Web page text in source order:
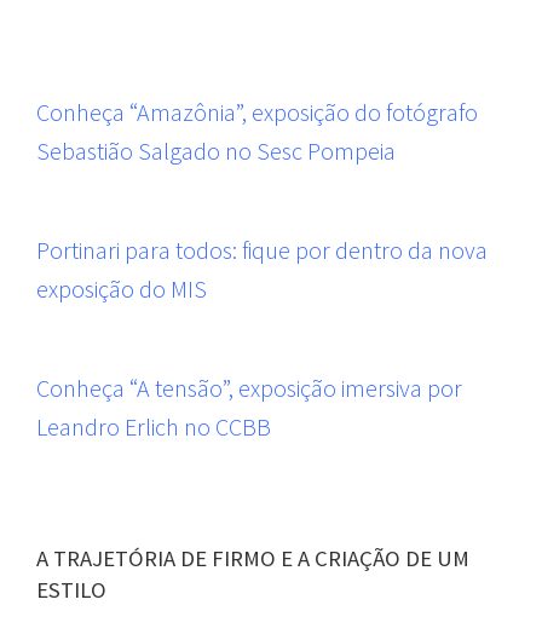
Conheça “Amazônia”, exposição do fotógrafo
Sebastião Salgado no Sesc Pompeia
Portinari para todos: fique por dentro da nova
exposição do MIS
Conheça “A tensão”, exposição imersiva por
Leandro Erlich no CCBB
A TRAJETÓRIA DE FIRMO E A CRIAÇÃO DE UM
ESTILO